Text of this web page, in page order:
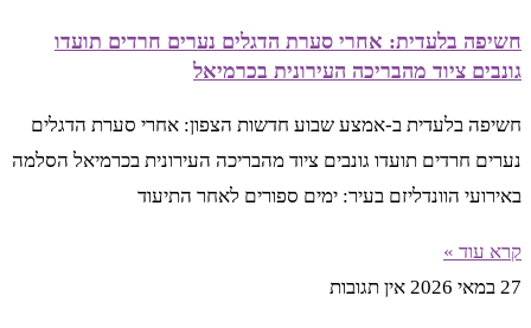
חשיפה בלעדית: אחרי סערת הדגלים נערים חרדים תועדו
גונבים ציוד מהבריכה העירונית בכרמיאל
חשיפה בלעדית ב-אמצע שבוע חדשות הצפון: אחרי סערת הדגלים
נערים חרדים תועדו גונבים ציוד מהבריכה העירונית בכרמיאל הסלמה
באירועי הוונדליזם בעיר: ימים ספורים לאחר התיעוד
קרא עוד »
27 במאי 2026
אין תגובות